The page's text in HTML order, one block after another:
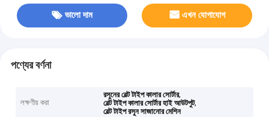
ভালো দাম এখন যোগাযোগ
পণ্যের বর্ণনা
লক্ষণীয় করা
রসুনের বেল্ট টাইপ কালার সোর্টার,
বেল্ট টাইপ কালার সোর্টার হাই আউটপুট,
বেল্ট টাইপ রসুন সাজানোর মেশিন